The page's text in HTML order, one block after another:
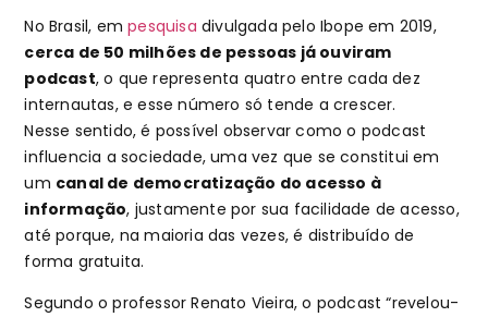
No Brasil, empesquisa divulgada pelo Ibope em 2019,
cerca de 50 milhões de pessoas já ouviram
podcast, o que representa quatro entre cada dez
internautas, e esse número só tende a crescer.
Nesse sentido, é possível observar como o podcast
influencia a sociedade, uma vez que se constitui em
um canal de democratização do acesso à
informação, justamente por sua facilidade de acesso,
até porque, na maioria das vezes, é distribuído de
forma gratuita.
Segundo o professor Renato Vieira, o podcast “revelou-